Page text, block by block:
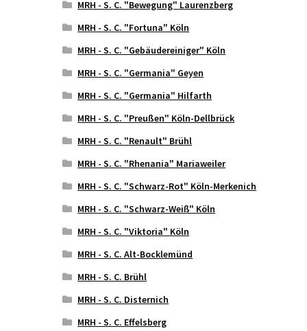
MRH - S. C. "Bewegung" Laurenzberg
MRH - S. C. "Fortuna" Köln
MRH - S. C. "Gebäudereiniger" Köln
MRH - S. C. "Germania" Geyen
MRH - S. C. "Germania" Hilfarth
MRH - S. C. "Preußen" Köln-Dellbrück
MRH - S. C. "Renault" Brühl
MRH - S. C. "Rhenania" Mariaweiler
MRH - S. C. "Schwarz-Rot" Köln-Merkenich
MRH - S. C. "Schwarz-Weiß" Köln
MRH - S. C. "Viktoria" Köln
MRH - S. C. Alt-Bocklemünd
MRH - S. C. Brühl
MRH - S. C. Disternich
MRH - S. C. Effelsberg